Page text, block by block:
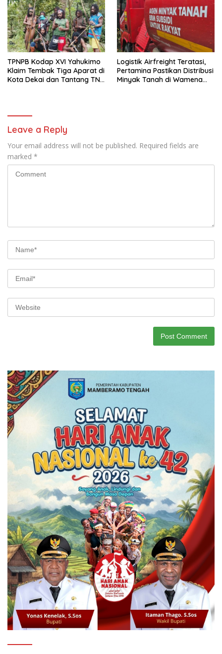
TPNPB Kodap XVI Yahukimo
Klaim Tembak Tiga Aparat di
Kota Dekai dan Tantang TNI-
Logistik Airfreight Teratasi,
Pertamina Pastikan Distribusi
Minyak Tanah di Wamena
Leave a Reply
Your email address will not be published. Required fields are
marked *